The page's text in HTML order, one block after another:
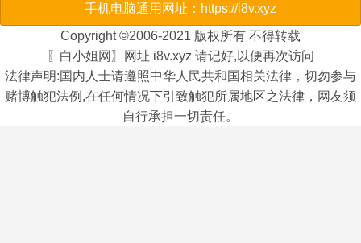
手机电脑通用网址：https://i8v.xyz
Copyright ©2006-2021 版权所有 不得转载
〖白小姐网〗网址 i8v.xyz 请记好,以便再次访问
法律声明:国内人士请遵照中华人民共和国相关法律，切勿参与
赌博触犯法例,在任何情况下引致触犯所属地区之法律，网友须
自行承担一切责任。